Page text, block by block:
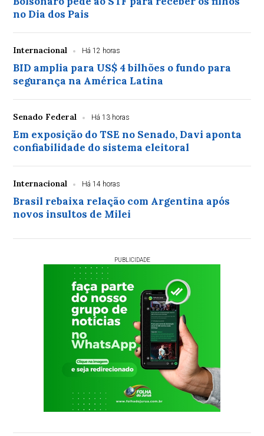
no Dia dos Pais
Internacional Há 12 horas
BID amplia para US$ 4 bilhões o fundo para
segurança na América Latina
Senado Federal Há 13 horas
Em exposição do TSE no Senado, Davi aponta
confiabilidade do sistema eleitoral
Internacional Há 14 horas
Brasil rebaixa relação com Argentina após
novos insultos de Milei
PUBLICIDADE